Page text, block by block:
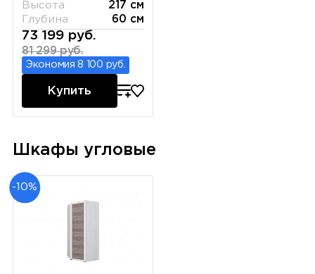
Высота
217 см
Глубина
60 см
73 199 руб.
81 299 руб.
Экономия 8 100 руб.
Купить
Шкафы угловые
-10%